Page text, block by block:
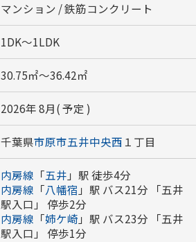
マンション / 鉄筋コンクリート
1DK～1LDK
30.75㎡～36.42㎡
2026年 8月( 予定 )
千葉県市原市五井中央西 １丁目
内房線 「五井 」駅 徒歩4分
内房線 「八幡宿 」駅 バス21分 「五井
駅入口」 停歩2分
内房線 「姉ケ崎 」駅 バス23分 「五井
駅入口」 停歩1分